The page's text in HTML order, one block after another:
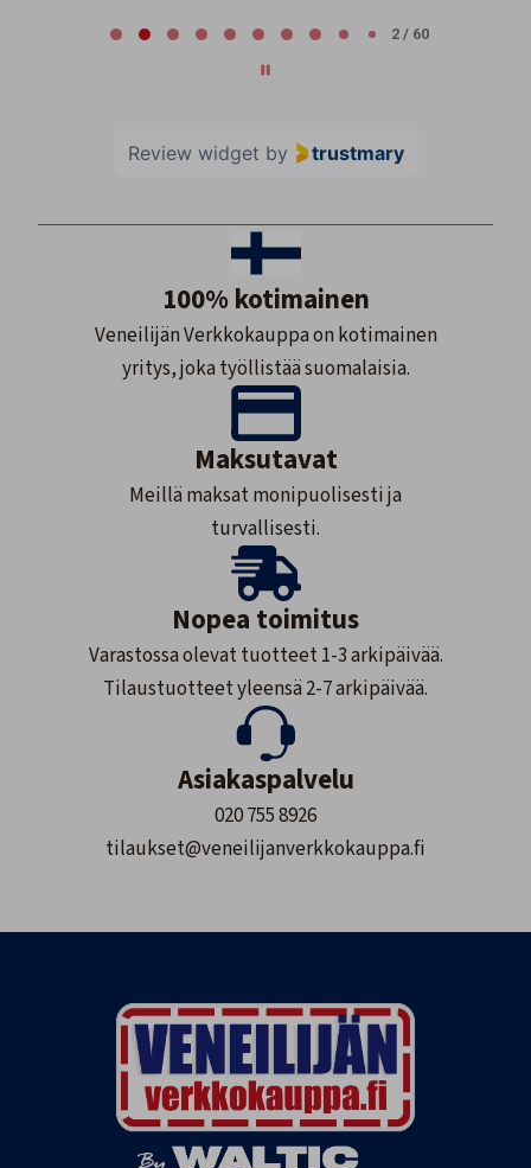
2 / 60
Review widget by trustmary
100% kotimainen
Veneilijän Verkkokauppa on kotimainen
yritys, joka työllistää suomalaisia.
Maksutavat
Meillä maksat monipuolisesti ja
turvallisesti.
Nopea toimitus
Varastossa olevat tuotteet 1-3 arkipäivää.
Tilaustuotteet yleensä 2-7 arkipäivää.
Asiakaspalvelu
020 755 8926
tilaukset@veneilijanverkkokauppa.fi